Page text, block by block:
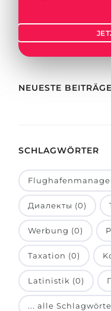
BERUFE
Beispiel-
Holland-Test
Interessenkarte-
RIASEC-Test
Erfolgzu
100%
Unsere
BEWERBEN FÜR
Medizin
Physik
BEWERBEN AUS …
Russland
Ukraine
Kasachstan
Aserbaidschan
Armenien
Belarus
Anderes Land
NEUESTE BEITRÄGE
SCHLAGWÖRTER
Диалекты (0)
Werbung (0)
Taxation (0)
Latinistik (0)
... alle